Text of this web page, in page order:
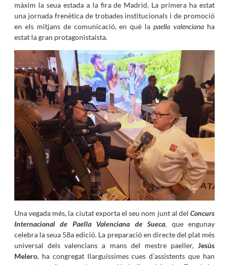
màxim la seua estada a la fira de Madrid. La primera ha estat
una jornada frenètica de trobades institucionals i de promoció
en els mitjans de comunicació, en què la paella valenciana ha
estat la gran protagonistaista.
Una vegada més, la ciutat exporta el seu nom junt al delConcurs
Internacional de Paella Valenciana de Sueca, que engunay
celebra la seua 58a edició. La preparació en directe del plat més
universal dels valencians a mans del mestre paeller,Jesús
Melero, ha congregat llarguíssimes cues d’assistents que han